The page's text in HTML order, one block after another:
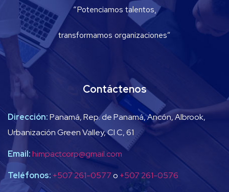
“Potenciamos talentos,
transformamos organizaciones”
Contáctenos
Dirección:Panamá, Rep. de Panamá, Ancón, Albrook,
Urbanización Green Valley, Cl C, 61
Email:himpactcorp@gmail.com
Teléfonos: +507 261-0577o +507 261-0576